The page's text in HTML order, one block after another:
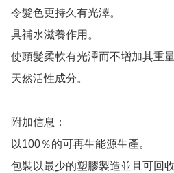
令髮色更持久有光澤。
具補水滋養作用。
使頭髮柔軟有光澤而不增加其重
天然活性成分。
附加信息：
以100％的可再生能源生產。
包裝以最少的塑膠製造並且可回